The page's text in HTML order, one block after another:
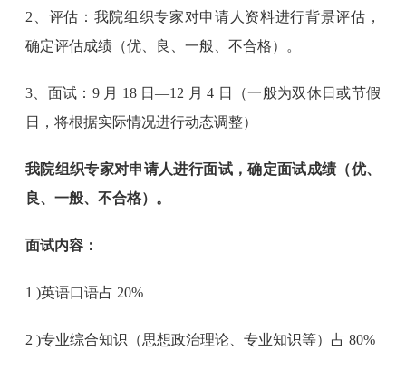
2、评估：我院组织专家对申请人资料进行背景评估，
确定评估成绩（优、良、一般、不合格）。
3、面试：9 月 18 日—12 月 4 日（一般为双休日或节假
日，将根据实际情况进行动态调整）
我院组织专家对申请人进行面试，确定面试成绩（优、
良、一般、不合格）。
面试内容：
1 )英语口语占 20%
2 )专业综合知识（思想政治理论、专业知识等）占 80%